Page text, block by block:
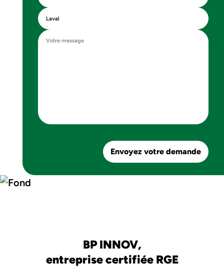
Envoyez votre demande
BP INNOV,
entreprise certifiée RGE